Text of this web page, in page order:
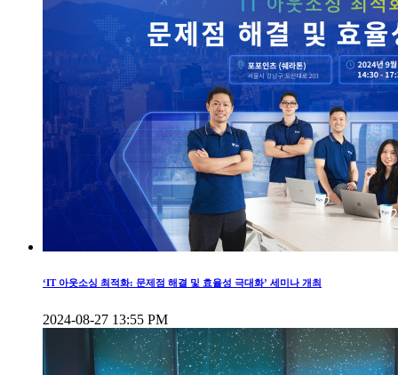
‘IT 아웃소싱 최적화: 문제점 해결 및 효율성 극대화’ 세미나 개최
2024-08-27 13:55 PM